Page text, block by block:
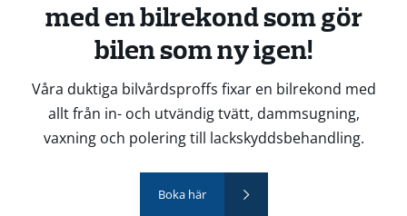
med en bilrekond som gör
bilen som ny igen!
Våra duktiga bilvårdsproffs fixar en bilrekond med
allt från in- och utvändig tvätt, dammsugning,
vaxning och polering till lackskyddsbehandling.
Boka här